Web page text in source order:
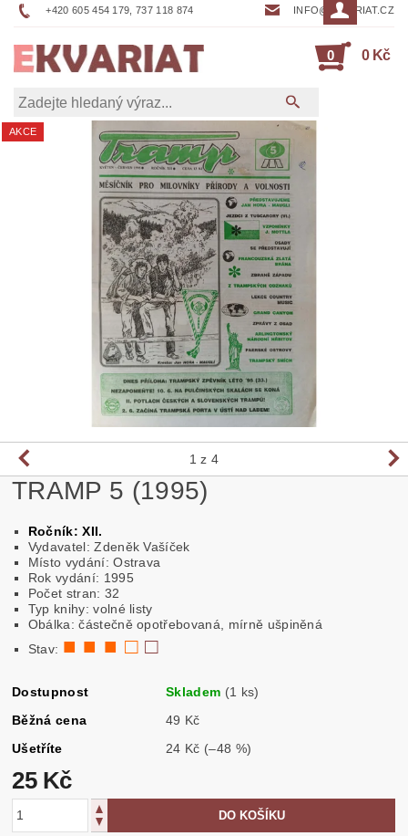
+420 605 454 179, 737 118 874 INFO@EKVARIAT.CZ
0 0 Kč
AKCE
1 z 4
TRAMP 5 (1995)
Ročník: XII.
Vydavatel: Zdeněk Vašíček
Místo vydání: Ostrava
Rok vydání: 1995
Počet stran: 32
Typ knihy: volné listy
Obálka: částečně opotřebovaná, mírně ušpiněná
Stav: ■ ■ ■ □□
Dostupnost Skladem (1 ks)
Běžná cena
49 Kč
Ušetříte
24 Kč (–48 %)
25 Kč